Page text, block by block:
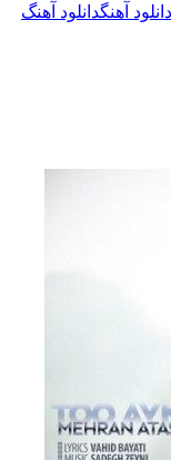
دانلود آهنگدانلود آهنگ